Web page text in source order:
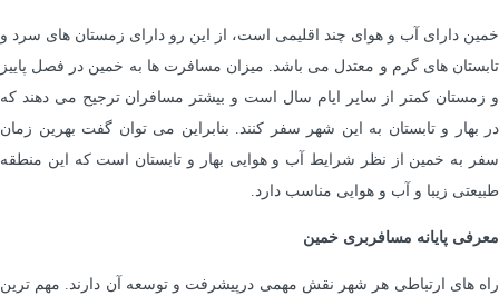
خمین دارای آب و هوای چند اقلیمی است، از این رو دارای زمستان های سرد و
تابستان های گرم و معتدل می باشد. میزان مسافرت ها به خمین در فصل پاییز
و زمستان کمتر از سایر ایام سال است و بیشتر مسافران ترجیح می دهند که
در بهار و تابستان به این شهر سفر کنند. بنابراین می توان گفت بهرین زمان
سفر به خمین از نظر شرایط آب و هوایی بهار و تابستان است که این منطقه
طبیعتی زیبا و آب و هوایی مناسب دارد.
معرفی پایانه مسافربری خمین
راه های ارتباطی هر شهر نقش مهمی درپیشرفت و توسعه آن دارند. مهم ترین